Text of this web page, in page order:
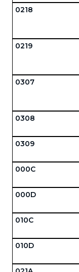
0218
0219
0307
0308
0309
000C
000D
010C
010D